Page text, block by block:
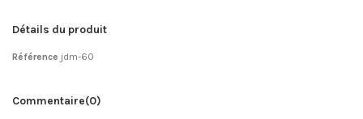
Détails du produit
Référence jdm-60
Commentaire(0)